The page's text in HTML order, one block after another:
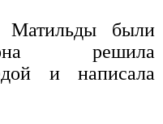
Матильды были
решила
и написала